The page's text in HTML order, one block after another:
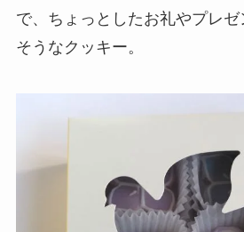
で、ちょっとしたお礼やプレゼ
そうなクッキー。